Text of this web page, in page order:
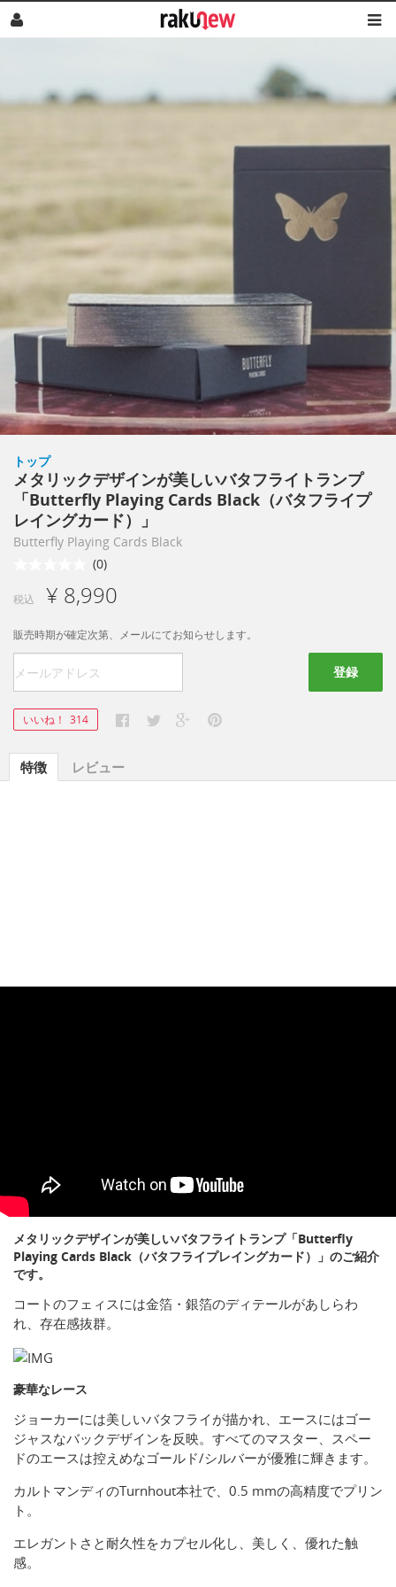
トップ
メタリックデザインが美しいバタフライトランプ
「Butterfly Playing Cards Black（バタフライプ
レイングカード）」
Butterfly Playing Cards Black
(0)
税込 ¥ 8,990
販売時期が確定次第、メールにてお知らせします。
登録
いいね！ 314
特徴 レビュー
メタリックデザインが美しいバタフライトランプ「Butterfly
Playing Cards Black（バタフライプレイングカード）」のご紹介
です。
コートのフェィスには金箔・銀箔のディテールがあしらわ
れ、存在感抜群。
豪華なレース
ジョーカーには美しいバタフライが描かれ、エースにはゴー
ジャスなバックデザインを反映。すべてのマスター、スペー
ドのエースは控えめなゴールド/シルバーが優雅に輝きます。
カルトマンディのTurnhout本社で、0.5 mmの高精度でプリン
ト。
エレガントさと耐久性をカプセル化し、美しく、優れた触
感。